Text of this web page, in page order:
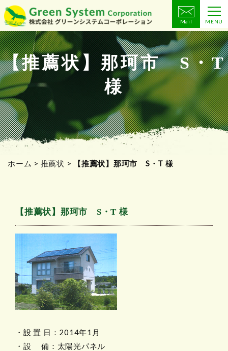
コ
ン
テ
ン
ツ
へ
ス
キ
ッ
プ
Mail MENU
【推薦状】那珂市 S・T
様
ホーム > 推薦状 > 【推薦状】那珂市 S・T 様
【推薦状】那珂市 S・T 様
・設 置 日：2014年1月
・設 備：太陽光パネル